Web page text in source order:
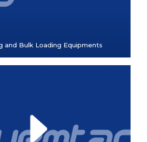
and Bulk Loading Equipments